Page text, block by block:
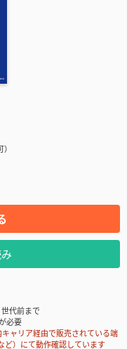
代前まで
必要
ャリア経由で販売されている端
ど）にて動作確認しています